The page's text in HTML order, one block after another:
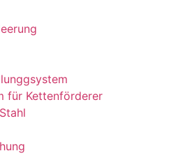
für Kettenförderer